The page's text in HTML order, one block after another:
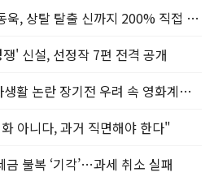
'액션 가이' 재탄생 이동욱, 상탈 탈출 신까지 200% 직접 소화
' 신설, 선정작 7편 전격 공개
황정민을 흔드는 손, 사생활 논란 장기전 우려 속 영화계도 리스크
아니다, 과거 직면해야 한다"
불복 ‘기각’…과세 취소 실패